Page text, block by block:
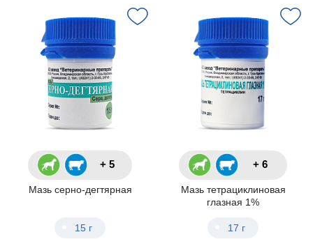
+ 5
Мазь серно-дегтярная
15 г
+ 6
Мазь тетрациклиновая
глазная 1%
17 г